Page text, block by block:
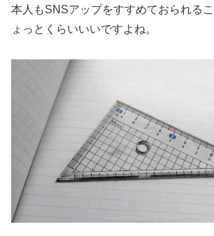
本人もSNSアップをすすめておられる
ょっとくらいいいですよね。